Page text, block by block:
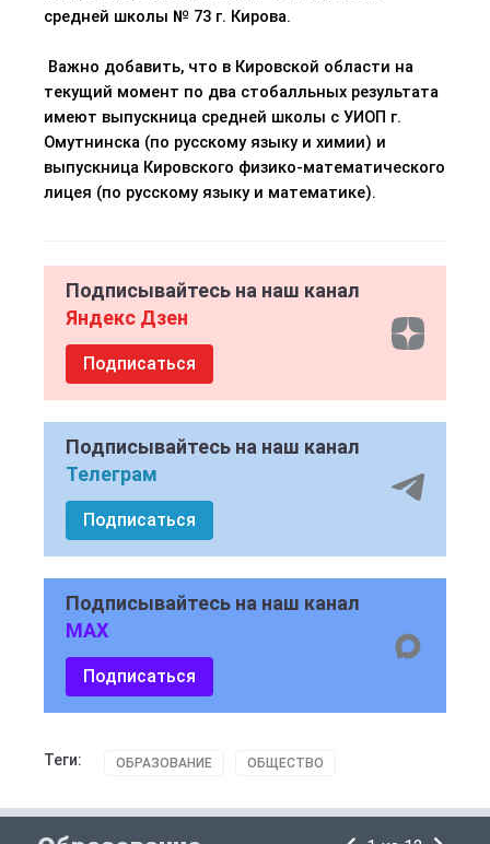
средней школы № 73 г. Кирова.
Важно добавить, что в Кировской области на
текущий момент по два стобалльных результата
имеют выпускница средней школы с УИОП г.
Омутнинска (по русскому языку и химии) и
выпускница Кировского физико-математического
лицея (по русскому языку и математике).
Подписывайтесь на наш канал
Яндекс Дзен
Подписаться
Подписывайтесь на наш канал
Телеграм
Подписаться
Подписывайтесь на наш канал
MAX
Подписаться
Теги: ОБРАЗОВАНИЕ ОБЩЕСТВО